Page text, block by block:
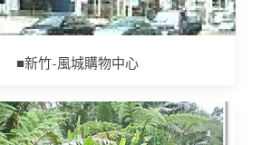
■新竹-風城購物中心